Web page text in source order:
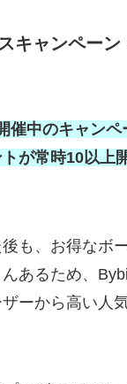
キャンペーン
催中のキャンペ
が常時10以上
も、お得なボ
あるため、
ーから高い人